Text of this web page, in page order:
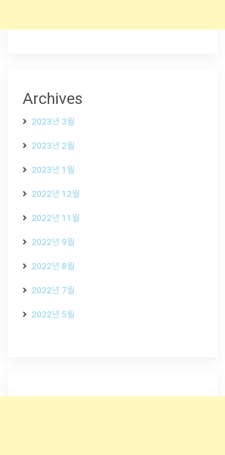
Archives
2023년 3월
2023년 2월
2023년 1월
2022년 12월
2022년 11월
2022년 9월
2022년 8월
2022년 7월
2022년 5월